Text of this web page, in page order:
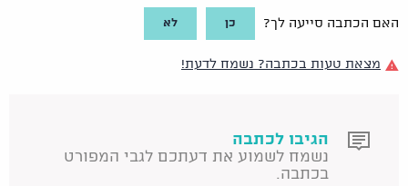
האם הכתבה סייעה לך? כן לא
מצאת טעות בכתבה? נשמח לדעת!
הגיבו לכתבה
נשמח לשמוע את דעתכם לגבי המפורט
בכתבה.